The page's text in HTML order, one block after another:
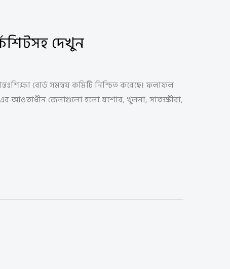
দেখুন
বোর্ড সমন্বয় কমিটি নিশ্চিত করেছে। ফলাফল
এর আওতাধীন জেলাগুলো হলো যশোর, খুলনা, সাতক্ষীরা,